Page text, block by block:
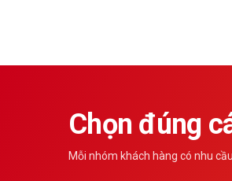
Chọn đúng
Mỗi nhóm khách hàng có nhu